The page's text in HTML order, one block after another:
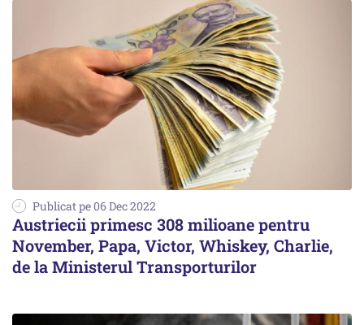
Publicat pe 06 Dec 2022
Austriecii primesc 308 milioane pentru
November, Papa, Victor, Whiskey, Charlie,
de la Ministerul Transporturilor